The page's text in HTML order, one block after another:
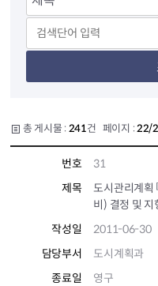
총 게시물 : 241건 페이지 :22/
번호
31
제목
도시관리계획
비) 결정 및 지
작성일
2011-06-30
담당부서
도시계획과
종료일
영구